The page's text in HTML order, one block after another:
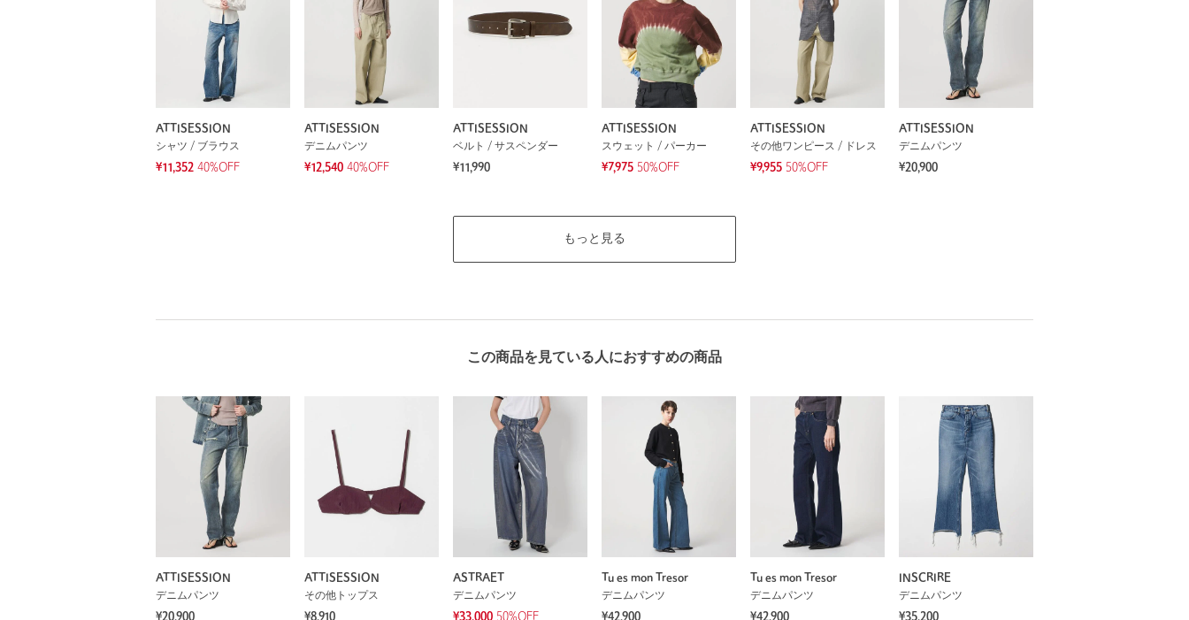
ATTISESSION
シャツ / ブラウス
¥11,352 40%OFF
ATTISESSION
デニムパンツ
¥12,540 40%OFF
ATTISESSION
ベルト / サスペンダー
¥11,990
ATTISESSION
スウェット / パーカー
¥7,975 50%OFF
ATTISESSION
その他ワンピース / ドレス
¥9,955 50%OFF
ATTISESSION
デニムパンツ
¥20,900
もっと見る
この商品を見ている人におすすめの商品
ATTISESSION
デニムパンツ
¥20,900
ATTISESSION
その他トップス
¥8,910
ASTRAET
デニムパンツ
¥33,000 50%OFF
Tu es mon Tresor
デニムパンツ
¥42,900
Tu es mon Tresor
デニムパンツ
¥42,900
INSCRIRE
デニムパンツ
¥35,200